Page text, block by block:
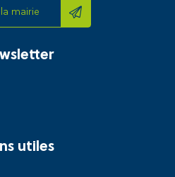
mairie
utiles